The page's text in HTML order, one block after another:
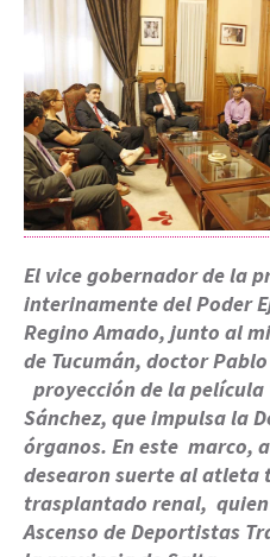
El vice gobernador de la
interinamente del Poder
Regino Amado, junto al
de Tucumán, doctor
proyección de la película
Sánchez, que impulsa la
órganos. En este marco,
desearon suerte al atleta
trasplantado renal,
Ascenso de Deportistas